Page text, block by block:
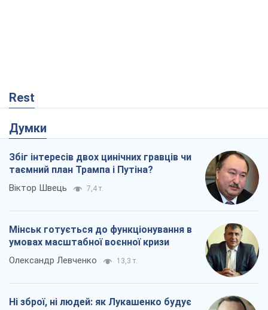
Rest
Думки
Збіг інтересів двох цинічних гравців чи
таємний план Трампа і Путіна?
Віктор Швець 7,4 т.
Мінськ готується до функціонування в
умовах масштабної воєнної кризи
Олександр Левченко 13,3 т.
Ні зброї, ні людей: як Лукашенко будує